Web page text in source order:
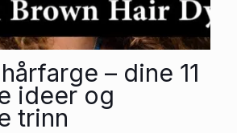
– dine 11
ideer og
trinn